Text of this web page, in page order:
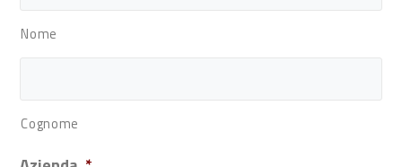
Nome
Cognome